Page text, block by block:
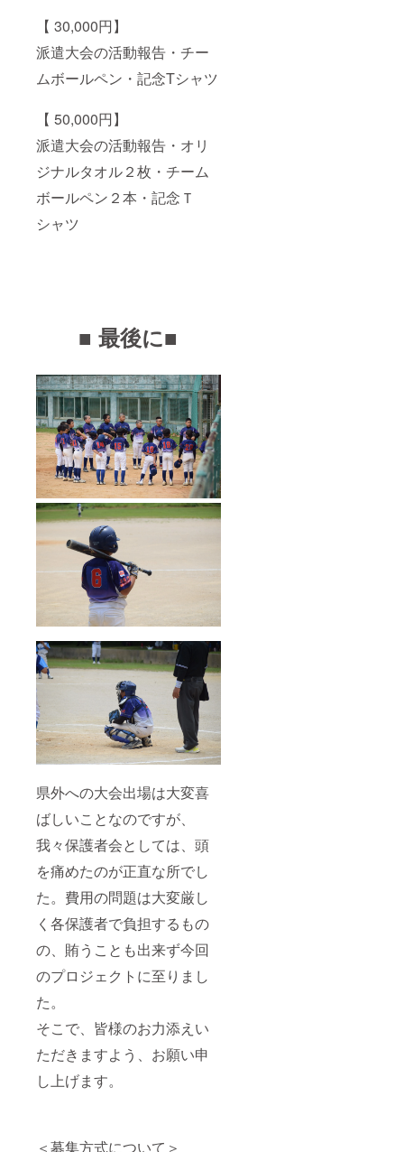
【 30,000円】
派遣大会の活動報告・チー
ムボールペン・記念Tシャツ
【 50,000円】
派遣大会の活動報告・オリ
ジナルタオル２枚・チーム
ボールペン２本・記念Ｔ
シャツ
■ 最後に■
県外への大会出場は大変喜
ばしいことなのですが、
我々保護者会としては、頭
を痛めたのが正直な所でし
た。費用の問題は大変厳し
く各保護者で負担するもの
の、賄うことも出来ず今回
のプロジェクトに至りまし
た。
そこで、皆様のお力添えい
ただきますよう、お願い申
し上げます。
＜募集方式について＞